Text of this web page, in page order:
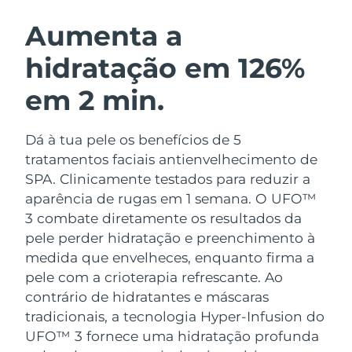
Aumenta a
hidratação em 126%
em 2 min.
Dá à tua pele os benefícios de 5
tratamentos faciais antienvelhecimento de
SPA. Clinicamente testados para reduzir a
aparência de rugas em 1 semana. O UFO™
3 combate diretamente os resultados da
pele perder hidratação e preenchimento à
medida que envelheces, enquanto firma a
pele com a crioterapia refrescante. Ao
contrário de hidratantes e máscaras
tradicionais, a tecnologia Hyper-Infusion do
UFO™ 3 fornece uma hidratação profunda
Limpeza facial
Anti-aging massage
LUNA™ 4 Plus
Massage, LED heating
LUNA™ 4 Men
For men, anti-aging massage
Microcurrent toning
BEAR™ 2 go
Microcurrent toning on-the-go
BEAR™ 2 eyes & lips
Microcurrent line smoothing device
Hidratação
UFO™ 3 kit
Deep facial hydration
UFO™ 3 LED
Near-infrared and red light therapy
device
Cuidado oral
issa™ 4
Hybrid silicone sonic toothbrush
issa™ 4 plus
Smart hybrid silicone sonic toothbrush
TRATAMENTO ANTIENVELHECIMENTO
FAQ™
Antienvelhecimento Tratamentos LED
Áustria
Barein Entrega prevista8/13/26
Bélgica
Bermudas Entrega prevista
Bósnia e
Herzegovina
Entrega prevista8/15/26
Brunei Entrega prevista8/17/26
Bulgária Entrega prevista 8/12/26
Canadá Entrega prevista
Chile Entrega prevista8/16/26